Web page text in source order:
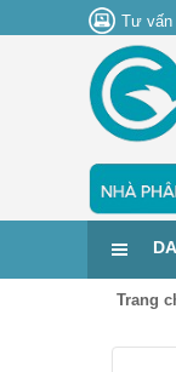
Tư vấn
Trang